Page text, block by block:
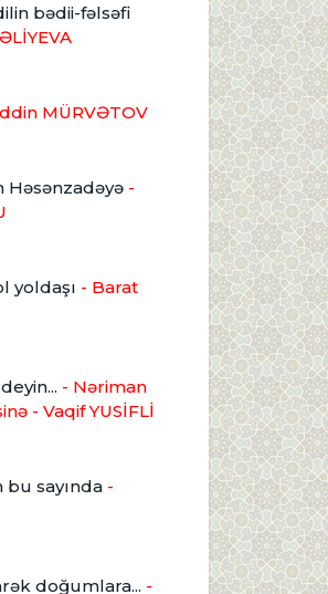
bədii-fəlsəfi
MÜRVƏTOV
-
yoldaşı - Barat
- Nəriman
- Vaqif YUSİFLİ
sayında -
doğumlara... -